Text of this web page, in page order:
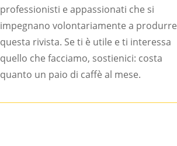
professionisti e appassionati che si
impegnano volontariamente a produrre
questa rivista. Se ti è utile e ti interessa
quello che facciamo, sostienici: costa
quanto un paio di caffè al mese.